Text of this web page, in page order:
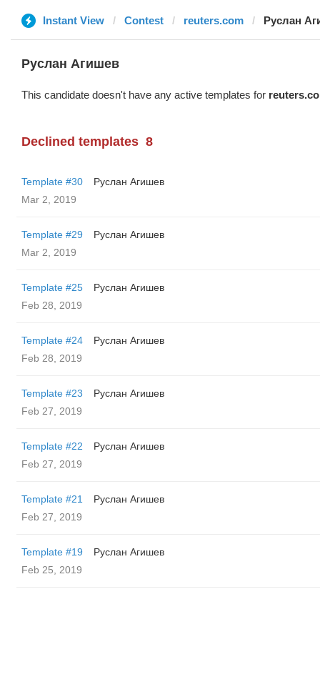
Instant View Contest reuters.com Руслан
Руслан Агишев
This candidate doesn't have any active templates for
Declined templates 8
Template #30
Руслан Агишев
Mar 2, 2019
Template #29
Руслан Агишев
Mar 2, 2019
Template #25
Руслан Агишев
Feb 28, 2019
Template #24
Руслан Агишев
Feb 28, 2019
Template #23
Руслан Агишев
Feb 27, 2019
Template #22
Руслан Агишев
Feb 27, 2019
Template #21
Руслан Агишев
Feb 27, 2019
Template #19
Руслан Агишев
Feb 25, 2019